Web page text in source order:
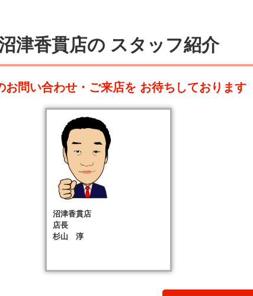
津香貫店の スタッフ紹介
お問い合わせ・ご来店を お待ちしております
沼津香貫店
店長
杉山 淳